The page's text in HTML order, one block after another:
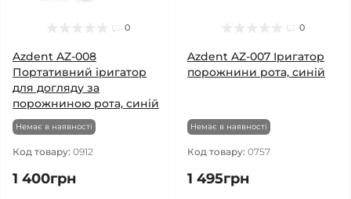
0
Azdent AZ-008
Портативний іригатор
для догляду за
порожниною рота, синій
Немає в наявності
Код товару: 0912
1 400грн
0
Azdent AZ-007 Іригатор
порожнини рота, синій
Немає в наявності
Код товару: 0757
1 495грн